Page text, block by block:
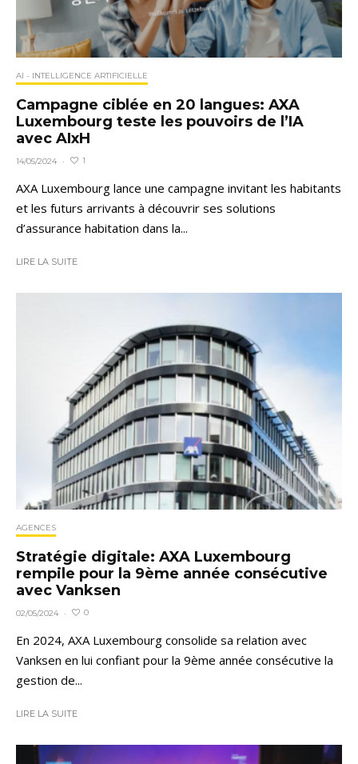
AI - INTELLIGENCE ARTIFICIELLE
Campagne ciblée en 20 langues: AXA
Luxembourg teste les pouvoirs de l’IA
avec AIxH
14/05/2024 · 1
AXA Luxembourg lance une campagne invitant les habitants
et les futurs arrivants à découvrir ses solutions
d’assurance habitation dans la...
LIRE LA SUITE
AGENCES
Stratégie digitale: AXA Luxembourg
rempile pour la 9ème année consécutive
avec Vanksen
02/05/2024 · 0
En 2024, AXA Luxembourg consolide sa relation avec
Vanksen en lui confiant pour la 9ème année consécutive la
gestion de...
LIRE LA SUITE